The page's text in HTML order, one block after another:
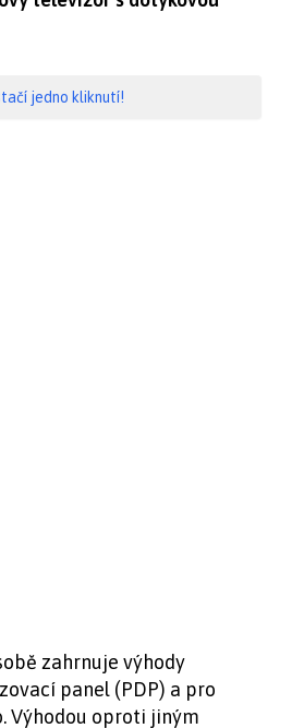
jedno kliknutí!
zahrnuje výhody
panel (PDP) a pro
Výhodou oproti jiným